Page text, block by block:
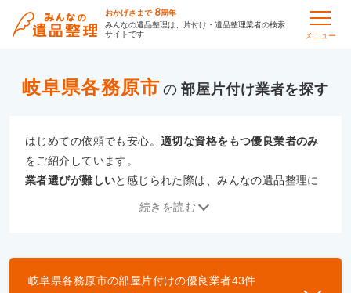
おかげさまで 8周年
みんなの遺品整理は、片付け・遺品整理業者の検索
サイトです
メニュー
岐阜県各務原市 の 部屋片付け
はじめての依頼でも安心。適切な資格をもつ優良業者のみ
をご紹介しています。
業者選びが難しいと感じられた際は、みんなの遺品整理に
優良業者とは
続きを読む
岐阜県各務原市の部屋片付けの優良業者43件